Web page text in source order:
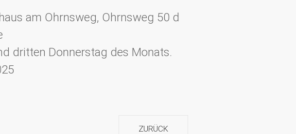
am Ohrnsweg, Ohrnsweg 50 d
dritten Donnerstag des Monats.
ZURÜCK